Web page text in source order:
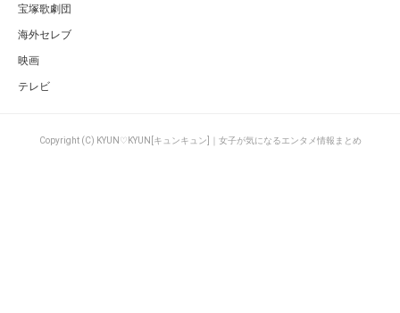
宝塚歌劇団
海外セレブ
映画
テレビ
Copyright (C) KYUN♡KYUN[キュンキュン]｜女子が気になるエンタメ情報まとめ